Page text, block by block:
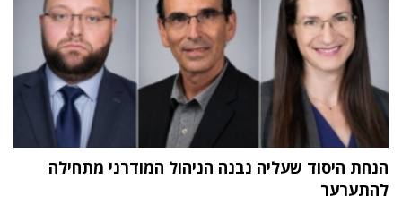
הנחת היסוד שעליה נבנה הניהול המודרני מתחילה
להתערער